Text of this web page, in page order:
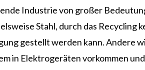
Industrie von großer
Stahl, durch das
gestellt werden kann. Andere
in Elektrogeräten vorkommen